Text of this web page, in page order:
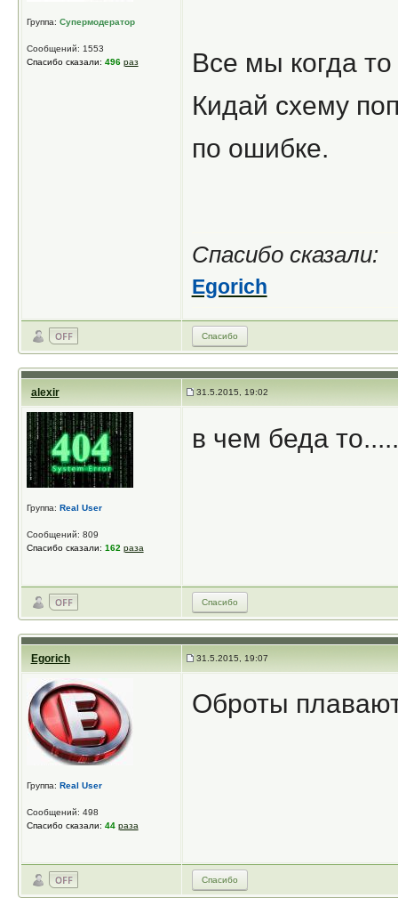
Группа: Супермодератор
Сообщений: 1553
Спасибо сказали: 496 раз
Все мы когда
Кидай схему
по ошибке.
Спасибо сказали:
Egorich
Спасибо
alexir 31.5.2015, 19:02
Группа: Real User
Сообщений: 809
Спасибо сказали: 162 раза
в чем беда
Спасибо
Egorich 31.5.2015, 19:07
Группа: Real User
Сообщений: 498
Спасибо сказали: 44 раза
Оброты
Спасибо